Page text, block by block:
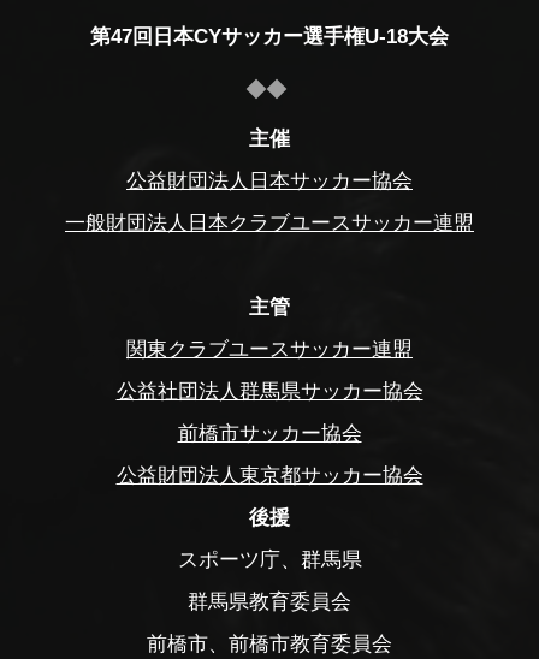
第47回日本CYサッカー選手権U-18大会
主催
公益財団法人日本サッカー協会
一般財団法人日本クラブユースサッカー連盟
主管
関東クラブユースサッカー連盟
公益社団法人群馬県サッカー協会
前橋市サッカー協会
公益財団法人東京都サッカー協会
後援
スポーツ庁、群馬県
群馬県教育委員会
前橋市、前橋市教育委員会